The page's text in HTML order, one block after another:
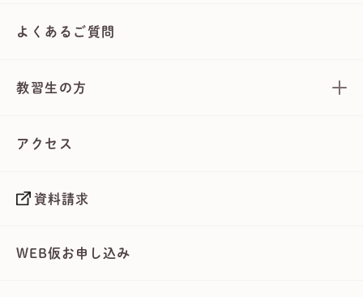
よくあるご質問
教習生の方
アクセス
資料請求
WEB仮お申し込み